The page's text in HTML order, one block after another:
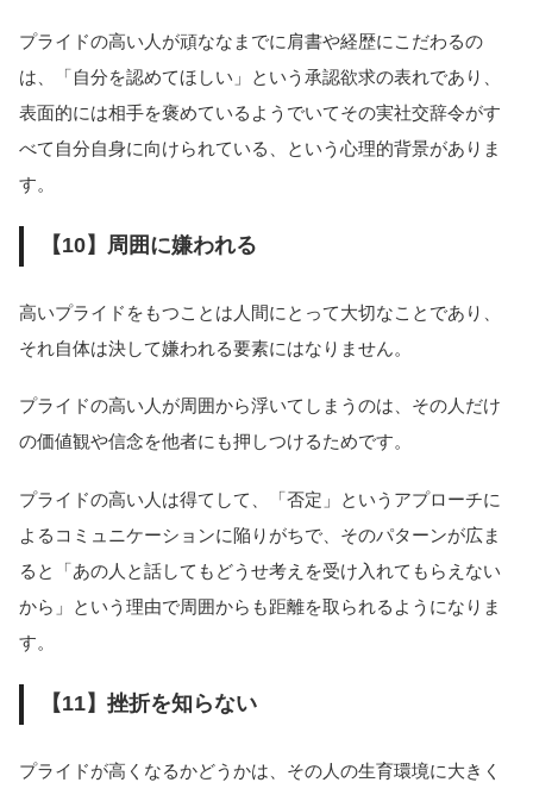
プライドの高い人が頑ななまでに肩書や経歴にこだわるの
は、「自分を認めてほしい」という承認欲求の表れであり、
表面的には相手を褒めているようでいてその実社交辞令がす
べて自分自身に向けられている、という心理的背景がありま
す。
【10】周囲に嫌われる
高いプライドをもつことは人間にとって大切なことであり、
それ自体は決して嫌われる要素にはなりません。
プライドの高い人が周囲から浮いてしまうのは、その人だけ
の価値観や信念を他者にも押しつけるためです。
プライドの高い人は得てして、「否定」というアプローチに
よるコミュニケーションに陥りがちで、そのパターンが広ま
ると「あの人と話してもどうせ考えを受け入れてもらえない
から」という理由で周囲からも距離を取られるようになりま
す。
【11】挫折を知らない
プライドが高くなるかどうかは、その人の生育環境に大きく